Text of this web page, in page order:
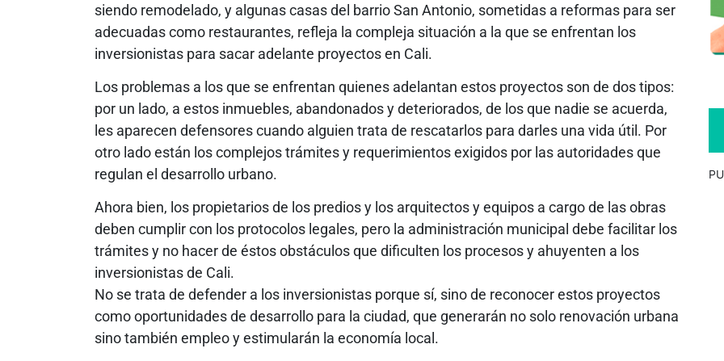
siendo remodelado, y algunas casas del barrio San Antonio, sometidas a reformas para ser
adecuadas como restaurantes, refleja la compleja situación a la que se enfrentan los
inversionistas para sacar adelante proyectos en Cali.
Los problemas a los que se enfrentan quienes adelantan estos proyectos son de dos tipos:
por un lado, a estos inmuebles, abandonados y deteriorados, de los que nadie se acuerda,
les aparecen defensores cuando alguien trata de rescatarlos para darles una vida útil. Por
otro lado están los complejos trámites y requerimientos exigidos por las autoridades que
regulan el desarrollo urbano.
Ahora bien, los propietarios de los predios y los arquitectos y equipos a cargo de las obras
deben cumplir con los protocolos legales, pero la administración municipal debe facilitar los
trámites y no hacer de éstos obstáculos que dificulten los procesos y ahuyenten a los
inversionistas de Cali.
No se trata de defender a los inversionistas porque sí, sino de reconocer estos proyectos
como oportunidades de desarrollo para la ciudad, que generarán no solo renovación urbana
sino también empleo y estimularán la economía local.